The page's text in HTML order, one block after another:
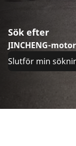
Sök efter
JINCHENG-
Slutför min